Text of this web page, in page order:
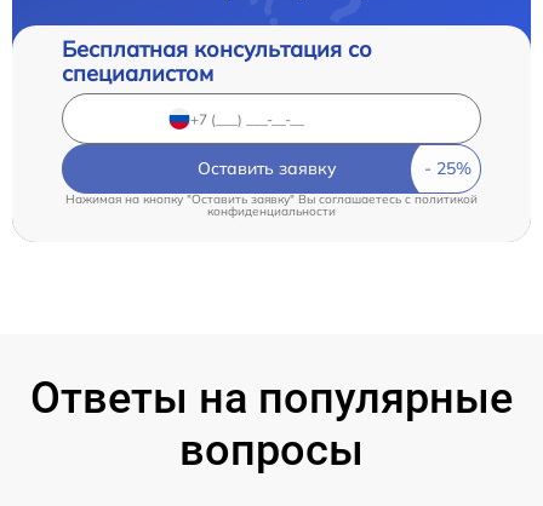
Бесплатная консультация со
специалистом
Оставить заявку
Нажимая на кнопку "Оставить заявку" Вы соглашаетесь cполитикой
конфиденциальности
Ответы на популярные
вопросы